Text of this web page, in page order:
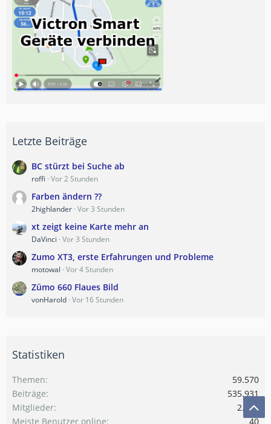
Letzte Beiträge
BC stürzt bei Suche ab
roffi Vor 2 Stunden
Farben ändern ??
2highlander Vor 3 Stunden
xt zeigt keine Karte mehr an
DaVinci Vor 3 Stunden
Zumo XT3, erste Erfahrungen und Probleme
motowal Vor 4 Stunden
Zümo 660 Flaues Bild
vonHarold Vor 16 Stunden
Statistiken
Themen
59.570
Beiträge
535.931
Mitglieder
2.010
Meiste Benutzer online
40